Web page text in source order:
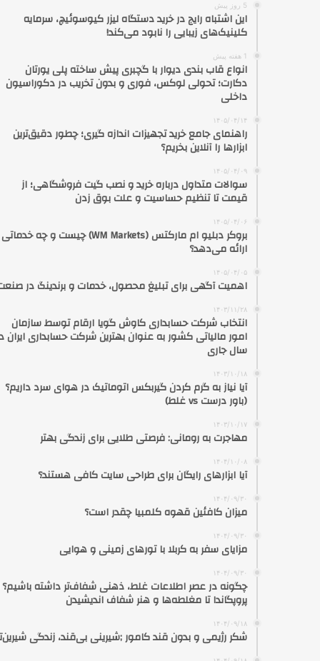
5 روز پیش
این اشتباه رایج در خرید دستگاه لیزر کیوسوئیچ، سرمایه
کلینیک‌های زیبایی را نابود می‌کند!
1 هفته پیش
انواع قاب بندی دیوار با گچبری پیش ساخته پلی یورتان
دکارت؛ تحولی لوکس، فوری و بدون تخریب در دکوراسیون
داخلی
۱۴۰۵/۰۴/۱۴
راهنمای جامع خرید تجهیزات اندازه گیری؛ چطور دقیق‌ترین
ابزارها را آنلاین بخریم؟
۱۴۰۵/۰۴/۰۹
سوالات متداول درباره خرید و نصب گیت فروشگاهی؛ از
قیمت تا تنظیم حساسیت و علت بوق زدن
۱۴۰۵/۰۴/۰۶
بروکر دبلیو ام مارکتس (WM Markets) چیست و چه خدماتی
ارائه می‌دهد؟
۱۴۰۵/۰۴/۰۵
اهمیت آگهی برای تبلیغ محصول، خدمات و برندینگ در
۱۴۰۳/۱۱/۲۸
انتخاب شرکت حسابداری کاوش گویا ارقام توسط سازمان
امور مالیاتی کشور به عنوان بهترین شرکت حسابداری ایران
سال جاری
۱۴۰۳/۱۰/۱۸
آیا نیاز به گرم کردن گیربکس اتوماتیک در هوای سرد داریم؟
(باور درست vs غلط)
۱۴۰۳/۱۰/۱۷
مهاجرت به رومانی: فرصتی طلایی برای زندگی بهتر
۱۴۰۴/۱۰/۰۸
آیا ابزارهای رایگان برای طراحی سایت کافی هستند؟
۱۴۰۴/۰۹/۳۰
میزان کافئین قهوه کلمبیا چقدر است؟
۱۴۰۴/۰۹/۳۰
مزایای سفر به کربلا با تورهای زمینی و هوایی
۱۴۰۴/۰۹/۳۰
چگونه در عصر اطلاعات غلط، ذهنی شفاف‌تر داشته باشیم؟
پروپگاندا تا مغلطه‌ها و هنر شفاف اندیشیدن
۱۴۰۴/۰۹/۱۸
شکر رژیمی و بدون قند کامور ;شیرینی بی‌قند، زندگی